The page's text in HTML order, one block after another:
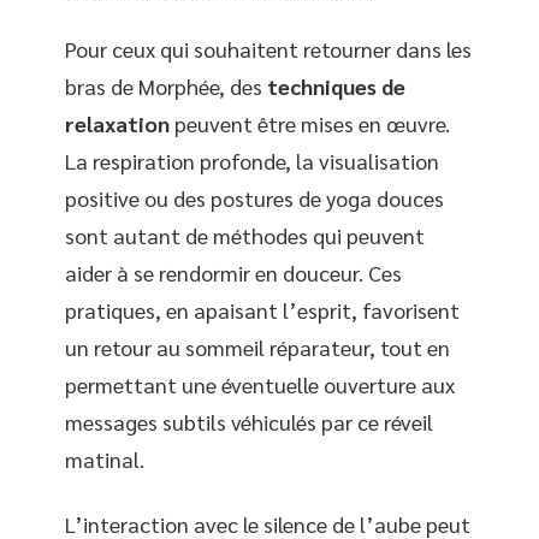
Pour ceux qui souhaitent retourner dans les
bras de Morphée, des techniques de
relaxation peuvent être mises en œuvre.
La respiration profonde, la visualisation
positive ou des postures de yoga douces
sont autant de méthodes qui peuvent
aider à se rendormir en douceur. Ces
pratiques, en apaisant l’esprit, favorisent
un retour au sommeil réparateur, tout en
permettant une éventuelle ouverture aux
messages subtils véhiculés par ce réveil
matinal.
L’interaction avec le silence de l’aube peut